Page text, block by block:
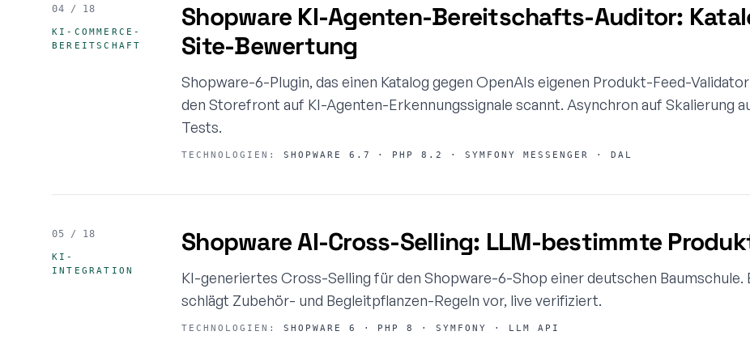
04 / 18
KI-COMMERCE-
BEREITSCHAFT
Shopware KI-Agenten-Bereitschafts-Auditor:
Site-Bewertung
Shopware-6-Plugin, das einen Katalog gegen OpenAIs eigenen Produkt-Feed-
den Storefront auf KI-Agenten-Erkennungssignale scannt. Asynchron auf Skalierung
Tests.
TECHNOLOGIEN: SHOPWARE 6.7 · PHP 8.2 · SYMFONY MESSENGER · DAL
05 / 18
KI-
INTEGRATION
Shopware AI-Cross-Selling: LLM-bestimmte
KI-generiertes Cross-Selling für den Shopware-6-Shop einer deutschen Baumschule.
schlägt Zubehör- und Begleitpflanzen-Regeln vor, live verifiziert.
TECHNOLOGIEN: SHOPWARE 6 · PHP 8 · SYMFONY · LLM API